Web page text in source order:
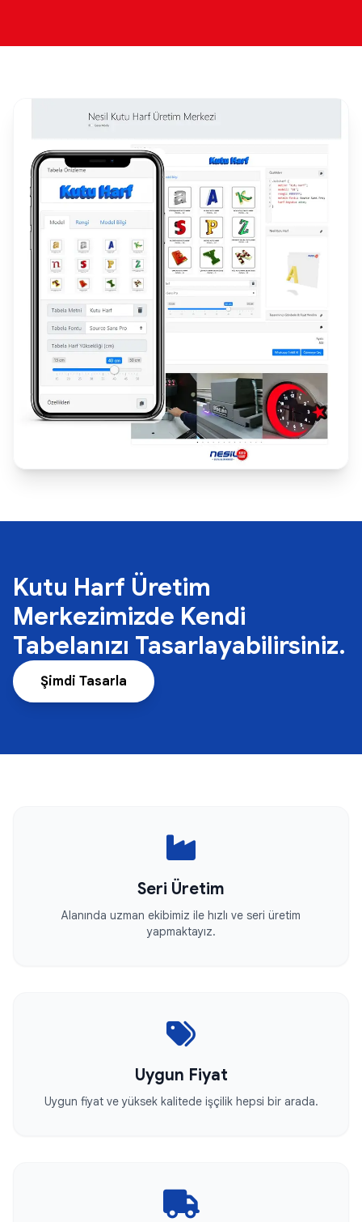
Kutu Harf Üretim
Merkezimizde Kendi
Tabelanızı Tasarlayabilirsiniz.
Şimdi Tasarla
Seri Üretim
Alanında uzman ekibimiz ile hızlı ve seri üretim
yapmaktayız.
Uygun Fiyat
Uygun fiyat ve yüksek kalitede işçilik hepsi bir arada.